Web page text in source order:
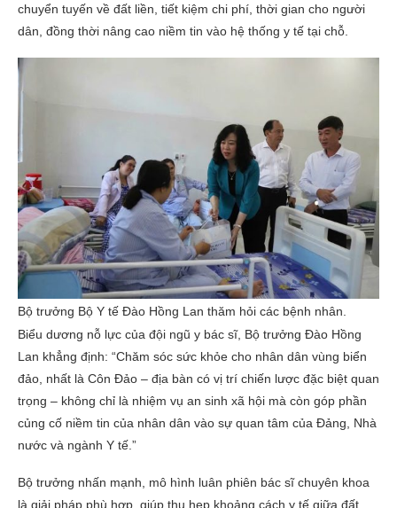
chuyển tuyến về đất liền, tiết kiệm chi phí, thời gian cho người
dân, đồng thời nâng cao niềm tin vào hệ thống y tế tại chỗ.
Bộ trưởng Bộ Y tế Đào Hồng Lan thăm hỏi các bệnh nhân.
Biểu dương nỗ lực của đội ngũ y bác sĩ, Bộ trưởng Đào Hồng
Lan khẳng định: “Chăm sóc sức khỏe cho nhân dân vùng biển
đảo, nhất là Côn Đảo – địa bàn có vị trí chiến lược đặc biệt quan
trọng – không chỉ là nhiệm vụ an sinh xã hội mà còn góp phần
củng cố niềm tin của nhân dân vào sự quan tâm của Đảng, Nhà
nước và ngành Y tế.”
Bộ trưởng nhấn mạnh, mô hình luân phiên bác sĩ chuyên khoa
là giải pháp phù hợp, giúp thu hẹp khoảng cách y tế giữa đất